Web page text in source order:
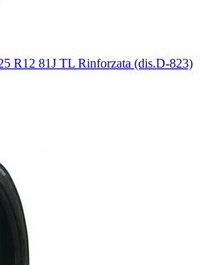
R12 81J TL Rinforzata (dis.D-823)